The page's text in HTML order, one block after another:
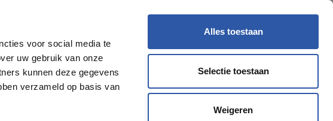
voor social media te
uw gebruik van onze
kunnen deze gegevens
verzameld op basis van
Alles toestaan
Selectie toestaan
Weigeren